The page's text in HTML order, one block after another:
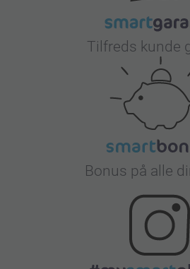
Tilfreds kunde
Bonus på alle